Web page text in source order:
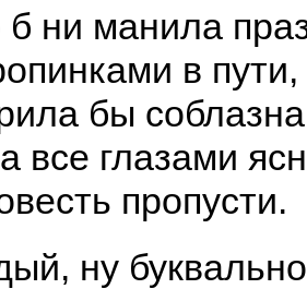
б ни манила
в пути,
бы
все глазами
пропусти.
ну